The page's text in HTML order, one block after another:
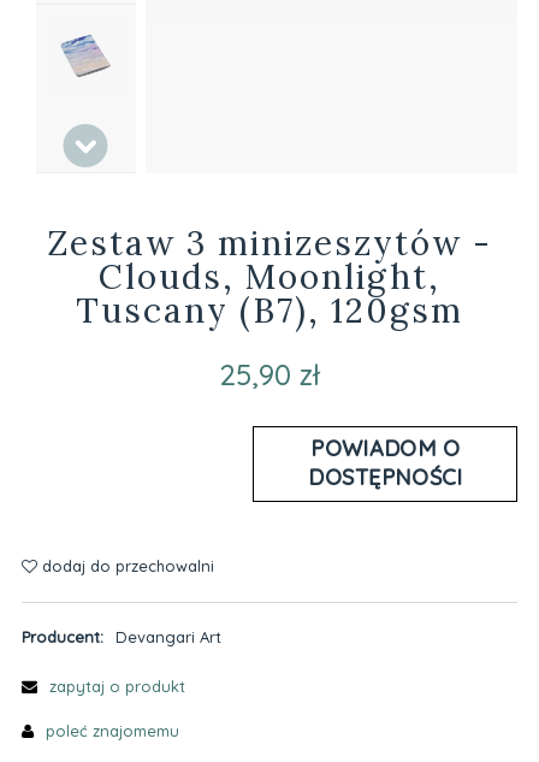
Zestaw 3 minizeszytów -
Clouds, Moonlight,
Tuscany (B7), 120gsm
25,90 zł
POWIADOM O
DOSTĘPNOŚCI
dodaj do przechowalni
Producent: Devangari Art
zapytaj o produkt
poleć znajomemu